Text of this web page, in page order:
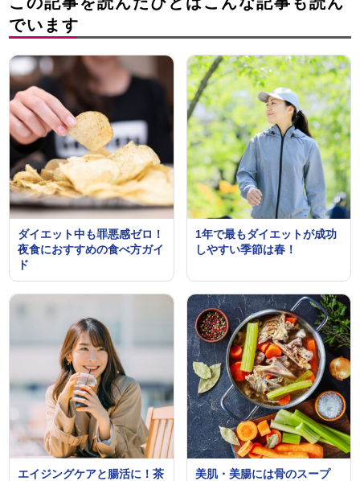
でいます
ダイエット中も罪悪感ゼロ！
夜食におすすめの食べ方ガイ
ド
1年で最もダイエットが成功
しやすい季節は春！
エイジングケアと腸活に！茶
美肌・美腸には骨のスープ